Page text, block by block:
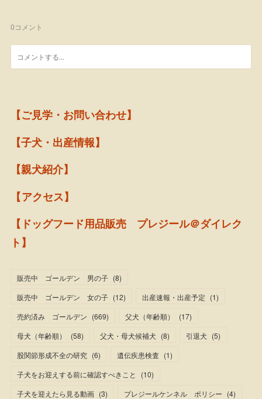
0コメント
【ご見学・お問い合わせ】
【子犬・出産情報】
【親犬紹介】
【アクセス】
【ドッグフード用品販売 プレジール＠ダイレク
ト】
販売中 ゴールデン 男の子 (8)
販売中 ゴールデン 女の子 (12) 出産速報・出産予定 (1)
売約済み ゴールデン (669) 父犬（年齢順） (17)
母犬（年齢順）
(58) 父犬・母犬候補犬 (8) 引退犬 (5)
股関節形成不全の研究 (6) 遺伝疾患検査 (1)
子犬をお迎えする前に確認すべきこと
(10)
子犬を迎えたら見る動画 (3) プレジールケンネル ポリシー (4)